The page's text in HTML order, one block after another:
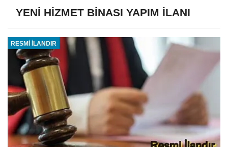
YENİ HİZMET BİNASI YAPIM İLANI
RESMİ İLANDIR